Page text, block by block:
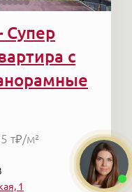
Супер
с
т₽/м²
1